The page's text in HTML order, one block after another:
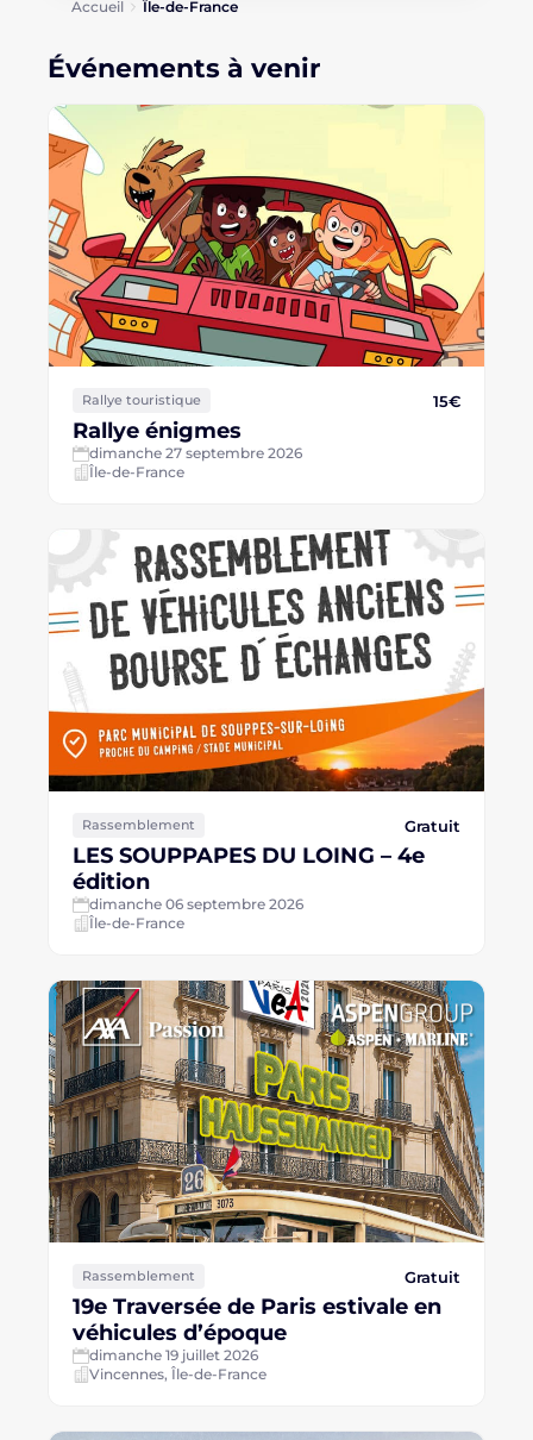
Accueil Île-de-France
Événements à venir
Rallye touristique 15€
Rallye énigmes
dimanche 27 septembre 2026
Île-de-France
Rassemblement Gratuit
LES SOUPPAPES DU LOING – 4e
édition
dimanche 06 septembre 2026
Île-de-France
Rassemblement Gratuit
19e Traversée de Paris estivale en
véhicules d’époque
dimanche 19 juillet 2026
Vincennes, Île-de-France